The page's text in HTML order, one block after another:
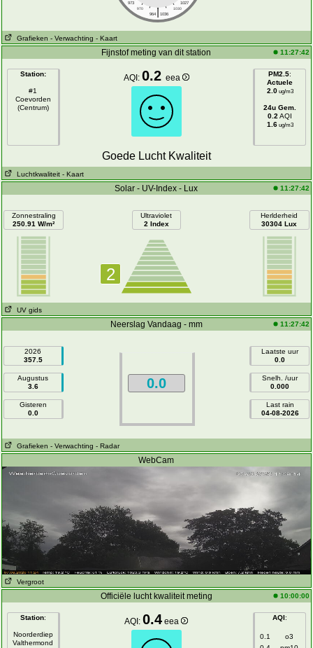
973
1027
970
1030
|
964 1036
Grafieken - Verwachting - Kaart
Fijnstof meting van dit station 11:27:42
Station:
#1
Coevorden
(Centrum)
AQI: 0.2 eea PM2.5:
Actuele
2.0ug/m3
24u Gem.
0.2 AQI
1.6ug/m3
Goede Lucht Kwaliteit
Luchtkwaliteit - Kaart
Solar - UV-Index - Lux 11:27:42
Zonnestraling
250.91 W/m²
Ultraviolet
2 Index
2
Herlderheid
30304 Lux
UV gids
Neerslag Vandaag - mm 11:27:42
2026
357.5
Augustus
3.6
Gisteren
0.0
0.0
Laatste uur
0.0
Snelh. /uur
0.000
Last rain
04-08-2026
Grafieken - Verwachting - Radar
WebCam
Vergroot
Officiële lucht kwaliteit meting 10:00:00
Station:
Noorderdiep
Valthermond
AQI:0.4 eea AQI:
0.1
o3